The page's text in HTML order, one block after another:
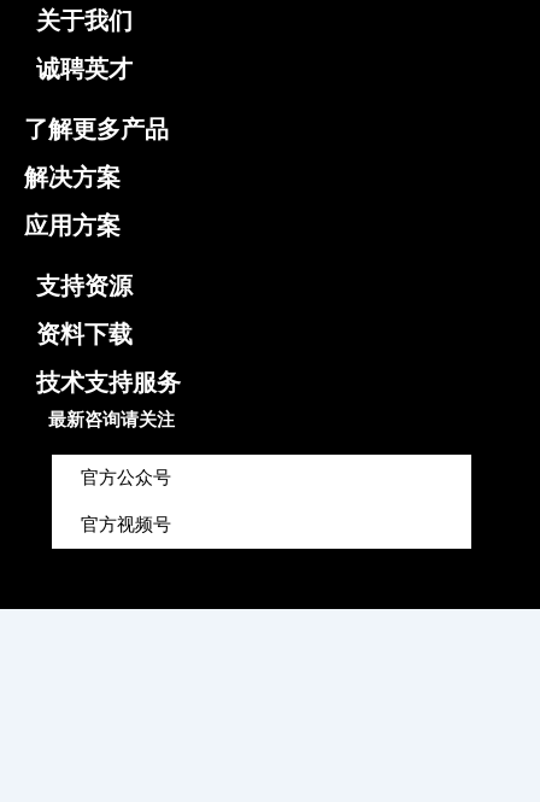
关于我们
诚聘英才
了解更多产品
解决方案
应用方案
支持资源
资料下载
技术支持服务
最新咨询请关注
官方公众号
官方视频号